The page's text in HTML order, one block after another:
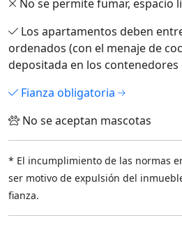
No se permite fumar, espacio
Los apartamentos deben
ordenados (con el menaje de
depositada en los contenedores
Fianza obligatoria
No se aceptan mascotas
* El incumplimiento de las normas
ser motivo de expulsión del
fianza.